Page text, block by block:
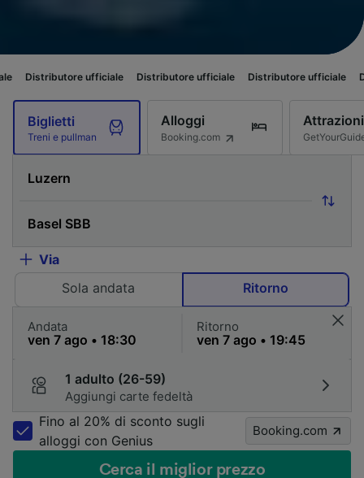
ufficiale Distributore ufficiale Distributore ufficiale Distributore
Biglietti
Treni e pullman
Alloggi
Booking.com
Attrazioni
Via
Sola andata
Ritorno
Andata Ritorno
1 adulto (26-59)
Aggiungi carte fedeltà
Fino al 20% di sconto sugli
alloggi con Genius
Booking.com
Cerca il miglior prezzo